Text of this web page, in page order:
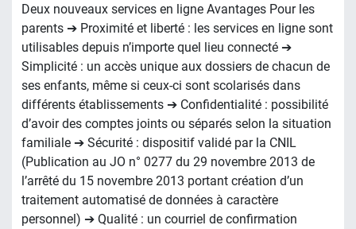
Deux nouveaux services en ligne Avantages Pour les
parents ➔ Proximité et liberté : les services en ligne sont
utilisables depuis n’importe quel lieu connecté ➔
Simplicité : un accès unique aux dossiers de chacun de
ses enfants, même si ceux-ci sont scolarisés dans
différents établissements ➔ Confidentialité : possibilité
d’avoir des comptes joints ou séparés selon la situation
familiale ➔ Sécurité : dispositif validé par la CNIL
(Publication au JO n° 0277 du 29 novembre 2013 de
l’arrêté du 15 novembre 2013 portant création d’un
traitement automatisé de données à caractère
personnel) ➔ Qualité : un courriel de confirmation